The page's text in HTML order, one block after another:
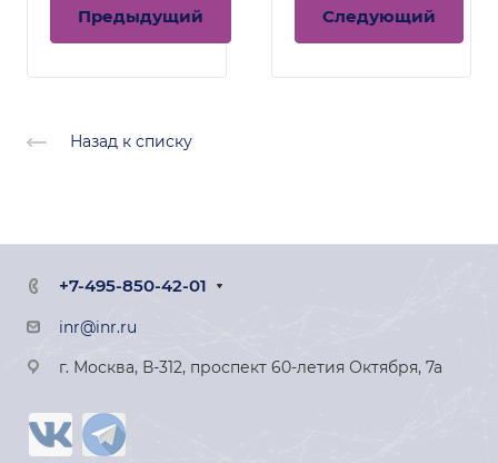
Предыдущий Следующий
Назад к списку
+7-495-850-42-01
inr@inr.ru
г. Москва, В-312, проспект 60-летия Октября, 7а